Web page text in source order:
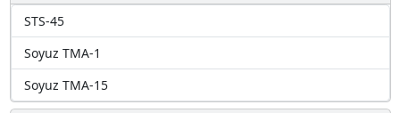
STS-45
Soyuz TMA-1
Soyuz TMA-15